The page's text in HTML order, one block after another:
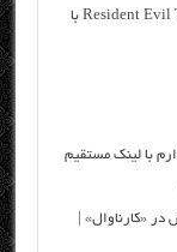
دانلود رایگان فیلم خارجی Resident Evil The Final Chapter 2017 با
با لینک مستقیم
«کارناوال» |